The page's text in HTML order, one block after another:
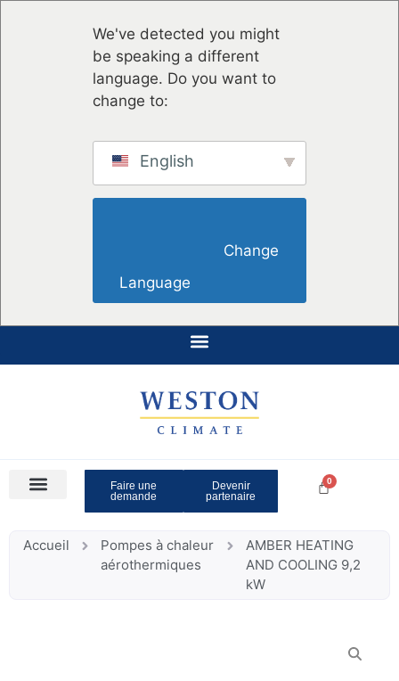
We've detected you might
be speaking a different
language. Do you want to
change to:
English
Language
Faire une
demande
Devenir
partenaire
Accueil
Pompes à chaleur
aérothermiques
AMBER HEATING
AND COOLING 9,2
kW